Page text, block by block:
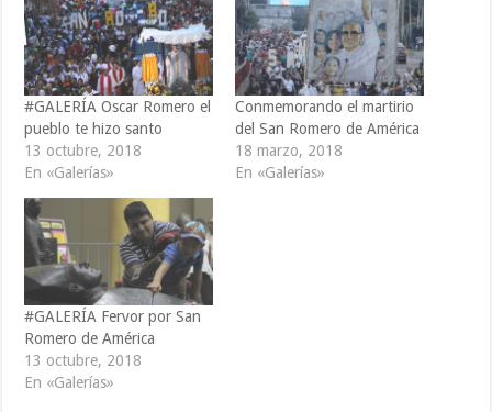
#GALERÍA Oscar Romero el
pueblo te hizo santo
13 octubre, 2018
En «Galerías»
Conmemorando el martirio
del San Romero de América
18 marzo, 2018
En «Galerías»
#GALERÍA Fervor por San
Romero de América
13 octubre, 2018
En «Galerías»